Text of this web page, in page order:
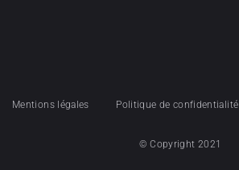
Mentions légales Politique de confidentialité
© Copyright 2021